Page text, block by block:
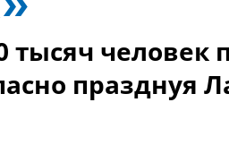
тысяч
празднуя